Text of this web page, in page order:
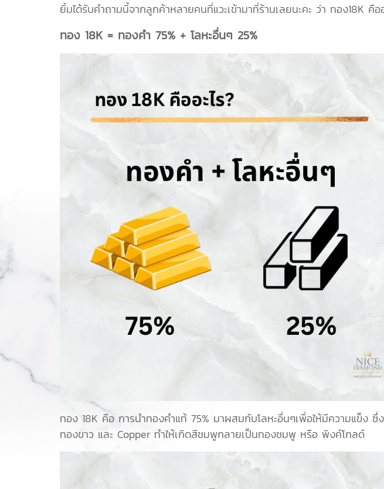
ยิ้มได้รับคำถามนี้จากลูกค้าหลายคนที่แวะเข้ามาที่ร้านเลยนะคะ ว่า ทอง18K คื
ทอง 18K = ทองคำ 75% + โลหะอื่นๆ 25%
ทอง 18K คือ การนำทองคำแท้ 75% มาผสมกับโลหะอื่นๆเพื่อให้มีความแข็ง
ทองขาว และ Copper ทำให้เกิดสีชมพูกลายเป็นทองชมพู หรือ พิงค์โกลด์